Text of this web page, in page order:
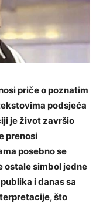
priče o poznatim
podsjeća
je život završio
prenosi
posebno se
ostale simbol jedne
i danas sa
što